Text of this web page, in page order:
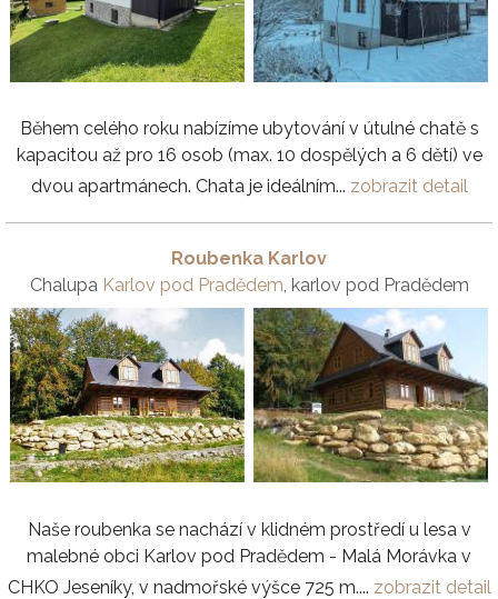
Během celého roku nabízíme ubytování v útulné chatě s
kapacitou až pro 16 osob (max. 10 dospělých a 6 dětí) ve
dvou apartmánech. Chata je ideálním... zobrazit detail
Roubenka Karlov
Chalupa Karlov pod Pradědem, karlov pod Pradědem
Naše roubenka se nachází v klidném prostředí u lesa v
malebné obci Karlov pod Pradědem - Malá Morávka v
CHKO Jeseníky, v nadmořské výšce 725 m.... zobrazit detail